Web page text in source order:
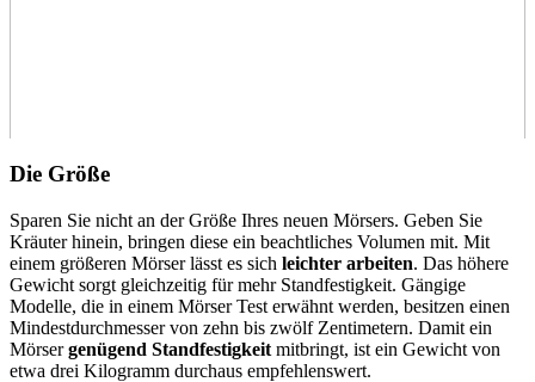
Die Größe
Sparen Sie nicht an der Größe Ihres neuen Mörsers. Geben Sie
Kräuter hinein, bringen diese ein beachtliches Volumen mit. Mit
einem größeren Mörser lässt es sich leichter arbeiten. Das höhere
Gewicht sorgt gleichzeitig für mehr Standfestigkeit. Gängige
Modelle, die in einem Mörser Test erwähnt werden, besitzen einen
Mindestdurchmesser von zehn bis zwölf Zentimetern. Damit ein
Mörsergenügend Standfestigkeit mitbringt, ist ein Gewicht von
etwa drei Kilogramm durchaus empfehlenswert.